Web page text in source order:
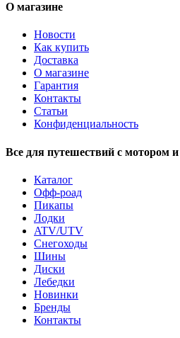
О магазине
Новости
Как купить
Доставка
О магазине
Гарантия
Контакты
Статьи
Конфиденциальность
Все для путешествий с мотором и
Каталог
Офф-роад
Пикапы
Лодки
ATV/UTV
Снегоходы
Шины
Диски
Лебедки
Новинки
Бренды
Контакты